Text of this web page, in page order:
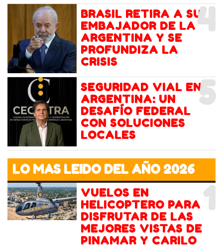
4
BRASIL RETIRA A SU
EMBAJADOR DE LA
ARGENTINA Y SE
PROFUNDIZA LA
CRISIS
5
SEGURIDAD VIAL EN
ARGENTINA: UN
DESAFÍO FEDERAL
CON SOLUCIONES
LOCALES
LO MAS LEIDO DEL AÑO 2026
1
VUELOS EN
HELICOPTERO PARA
DISFRUTAR DE LAS
MEJORES VISTAS DE
PINAMAR Y CARILO